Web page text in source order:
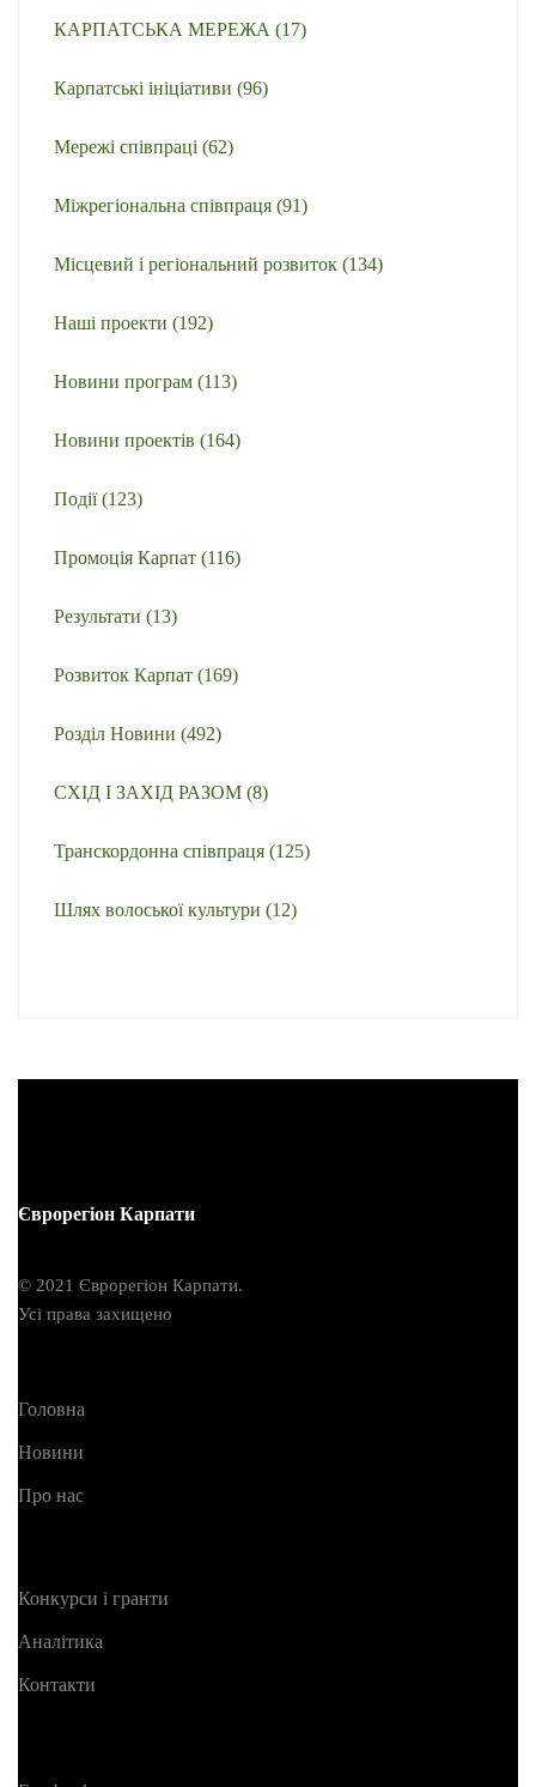
КАРПАТСЬКА МЕРЕЖА (17)
Карпатські ініціативи (96)
Мережі співпраці (62)
Міжрегіональна співпраця (91)
Місцевий і регіональний розвиток (134)
Наші проекти (192)
Новини програм (113)
Новини проектів (164)
Події(123)
Промоція Карпат (116)
Результати (13)
Розвиток Карпат (169)
Розділ Новини (492)
СХІД І ЗАХІД РАЗОМ (8)
Транскордонна співпраця (125)
Шлях волоської культури (12)
Єврорегіон Карпати
© 2021 Єврорегіон Карпати.
Усі права захищено
Головна
Новини
Про нас
Конкурси і гранти
Аналітика
Контакти